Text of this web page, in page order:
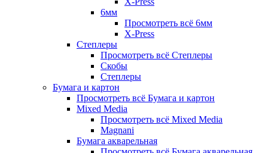
6мм
Просмотреть всё 6мм
X-Press
Степлеры
Просмотреть всё Степлеры
Скобы
Степлеры
Бумага и картон
Просмотреть всё Бумага и картон
Mixed Media
Просмотреть всё Mixed Media
Magnani
Бумага акварельная